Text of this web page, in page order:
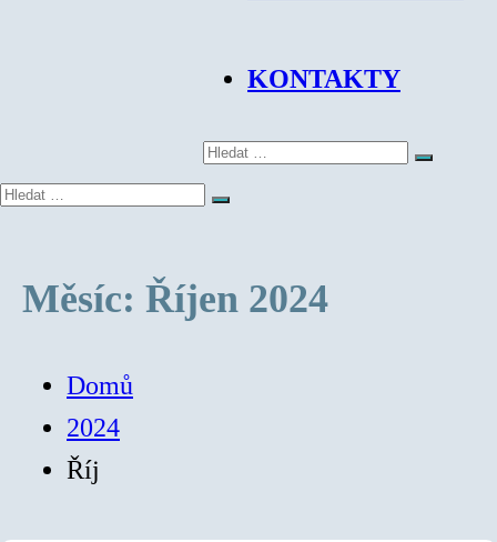
KONTAKTY
Hledat:
Hledat
Hledat:
Hledat
Měsíc: Říjen 2024
Domů
2024
Říj